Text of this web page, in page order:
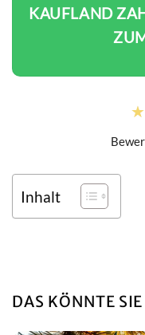
KAUFLAND
Inhalt
DAS KÖNNTE